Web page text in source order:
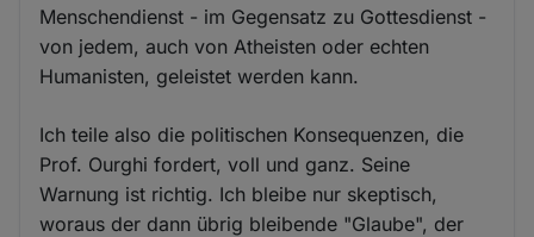
Menschendienst - im Gegensatz zu Gottesdienst -
von jedem, auch von Atheisten oder echten
Humanisten, geleistet werden kann.
Ich teile also die politischen Konsequenzen, die
Prof. Ourghi fordert, voll und ganz. Seine
Warnung ist richtig. Ich bleibe nur skeptisch,
woraus der dann übrig bleibende "Glaube", der